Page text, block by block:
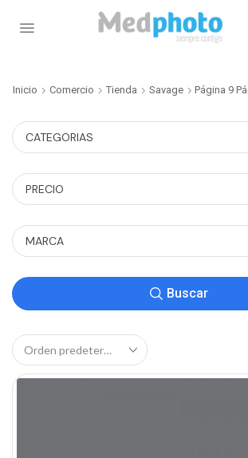
Inicio Comercio Tienda Savage Página 9
CATEGORIAS
PRECIO
MARCA
Buscar